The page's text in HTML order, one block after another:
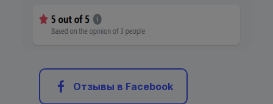
Отзывы в Facebook